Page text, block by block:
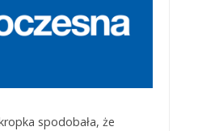
spodobała, że